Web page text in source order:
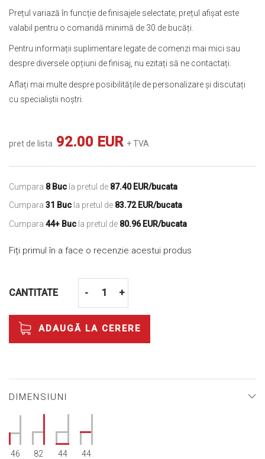
Prețul variază în funcție de finisajele selectate; prețul afișat este
valabil pentru o comandă minimă de 30 de bucăți.
Pentru informații suplimentare legate de comenzi mai mici sau
despre diversele opțiuni de finisaj, nu ezitați să ne contactați.
Aflați mai multe despre posibilitățile de personalizare și discutați
cu specialiștii noștri.
pret de lista 92.00 EUR + TVA
Cumpara 8 Buc la pretul de 87.40 EUR/bucata
Cumpara 31 Buc la pretul de 83.72 EUR/bucata
Cumpara 44+ Buc la pretul de 80.96 EUR/bucata
Fiți primul în a face o recenzie acestui produs
CANTITATE - +
ADAUGĂ LA CERERE
DIMENSIUNI
46 82 44 44